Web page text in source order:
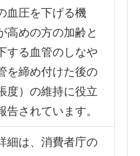
血圧を下げる機
高めの方の加齢と
する血管のしなや
を締め付けた後の
度）の維持に役立
告されています。
細は、消費者庁の